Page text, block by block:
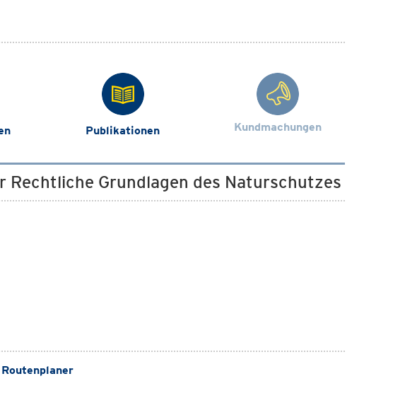
Publikationen Kundmachungen
Rechtliche Grundlagen des Naturschutzes